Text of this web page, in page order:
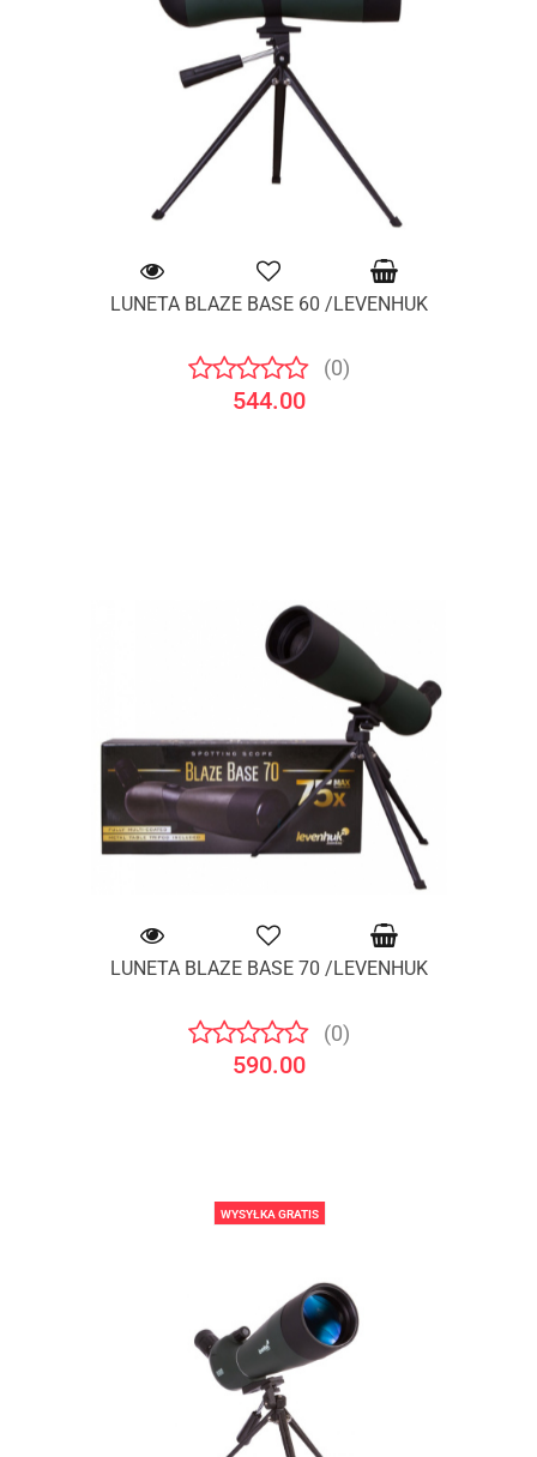
LUNETA BLAZE BASE 60 /LEVENHUK
(0)
544.00
LUNETA BLAZE BASE 70 /LEVENHUK
(0)
590.00
WYSYŁKA GRATIS